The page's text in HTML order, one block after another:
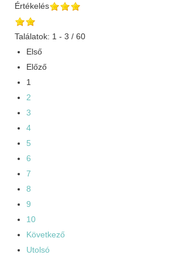
Értékelés
Találatok: 1 - 3 / 60
Első
Előző
1
2
3
4
5
6
7
8
9
10
Következő
Utolsó